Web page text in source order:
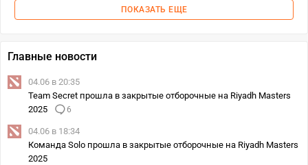
ПОКАЗАТЬ ЕЩЕ
Главные новости
04.06 в 20:35
Team Secret прошла в закрытые отборочные на Riyadh Masters
2025
6
04.06 в 18:34
Команда Solo прошла в закрытые отборочные на Riyadh Masters
2025